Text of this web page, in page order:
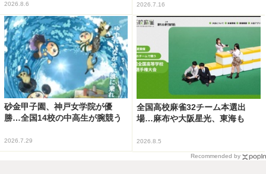
2026.8.6 2026.7.16
砂金甲子園、神戸女学院が優
勝…全国14校の中高生が腕競う
2026.7.29
全国高校麻雀32チーム本選出
場…麻布や大阪星光、東海も
2026.8.5
Recommended by